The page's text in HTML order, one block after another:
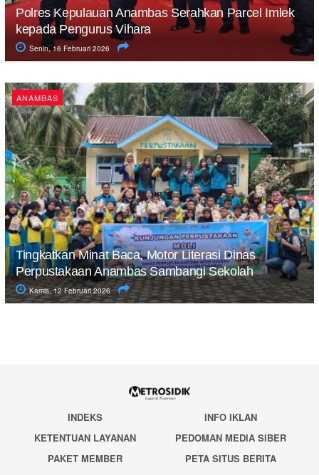
Polres Kepulauan Anambas Serahkan Parcel Imlek
kepada Pengurus Vihara
Senin, 16 Februari 2026
ANAMBAS
Tingkatkan Minat Baca, Motor Literasi Dinas
Perpustakaan Anambas Sambangi Sekolah
Kamis, 12 Februari 2026
INDEKS
INFO IKLAN
KETENTUAN LAYANAN
PEDOMAN MEDIA SIBER
PAKET MEMBER
PETA SITUS BERITA